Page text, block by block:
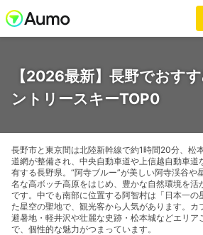
【2026最新】長野でおす
ントリースキーTOP0
長野市と東京間は北陸新幹線で約1時間20分、松
道網が整備され、中央自動車道や上信越自動車道
有する長野県。“阿寺ブルー”が美しい阿寺渓谷や
名な高ボッチ高原をはじめ、豊かな自然環境を活
です。中でも南部に位置する阿智村は「日本一の
た星空の聖地で、観光客から人気があります。カ
避暑地・軽井沢や壮麗な史跡・松本城などエリア
で、個性的な魅力がつまっています。